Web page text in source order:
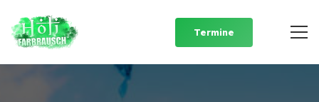
Termine